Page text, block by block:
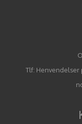
Tlf: Henvendelser